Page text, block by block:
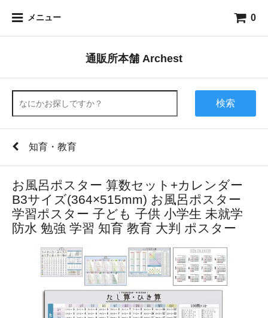
メニュー 0
通販所本舗 Archest
検索
知育・教育
お風呂ポスター 算数セット+カレンダー
B3サイズ(364×515mm) お風呂ポスター
学習ポスター 子ども 子供 小学生 未就学
防水 勉強 学習 知育 教育 大判 ポスター